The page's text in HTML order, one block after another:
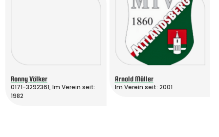
Ronny Völker
0171-3292361,Im Verein seit:
1982
Arnold Müller
Im Verein seit: 2001